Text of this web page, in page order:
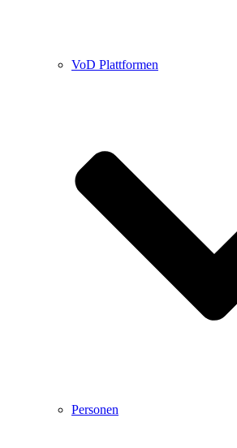
VoD Plattformen
Personen